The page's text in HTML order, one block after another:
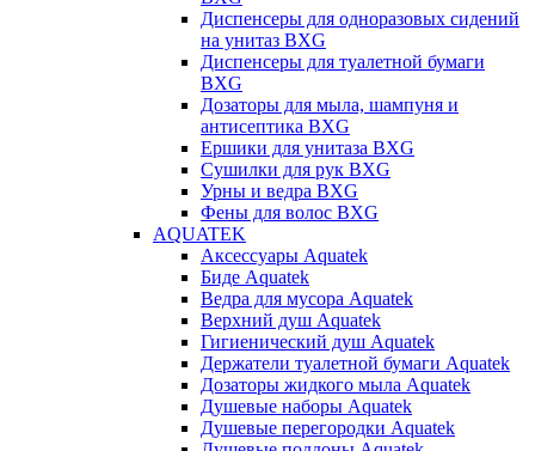
Диспенсеры для одноразовых сидений
на унитаз BXG
Диспенсеры для туалетной бумаги
BXG
Дозаторы для мыла, шампуня и
антисептика BXG
Ершики для унитаза BXG
Сушилки для рук BXG
Урны и ведра BXG
Фены для волос BXG
AQUATEK
Аксессуары Aquatek
Биде Aquatek
Ведра для мусора Aquatek
Верхний душ Aquatek
Гигиенический душ Aquatek
Держатели туалетной бумаги Aquatek
Дозаторы жидкого мыла Aquatek
Душевые наборы Aquatek
Душевые перегородки Aquatek